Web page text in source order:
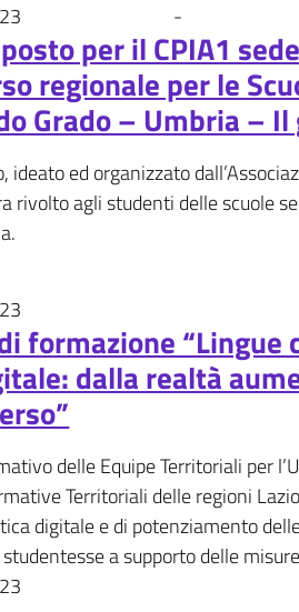
-
per il CPIA1
regionale per le
Grado – Umbria –
ideato ed organizzato
rivolto agli studenti delle scuole
formazione “Lingue
dalla realtà
delle Equipe Territoriali per
Territoriali delle regioni
digitale e di potenziamento
a supporto delle